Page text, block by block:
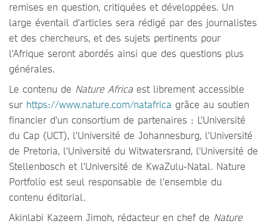
remises en question, critiquées et développées. Un
large éventail d'articles sera rédigé par des journalistes
et des chercheurs, et des sujets pertinents pour
l'Afrique seront abordés ainsi que des questions plus
générales.
Le contenu de Nature Africa est librement accessible
sur https://www.nature.com/natafrica grâce au soutien
financier d'un consortium de partenaires : L'Université
du Cap (UCT), l'Université de Johannesburg, l'Université
de Pretoria, l'Université du Witwatersrand, l'Université de
Stellenbosch et l'Université de KwaZulu-Natal. Nature
Portfolio est seul responsable de l'ensemble du
contenu éditorial.
Akinlabi Kazeem Jimoh, rédacteur en chef de Nature